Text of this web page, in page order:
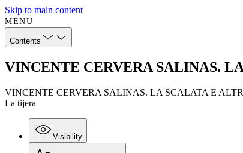
Skip to main content
MENU
Contents
VINCENTE CERVERA SALINAS.
VINCENTE CERVERA SALINAS. LA SCALATA E
La tijera
Visibility